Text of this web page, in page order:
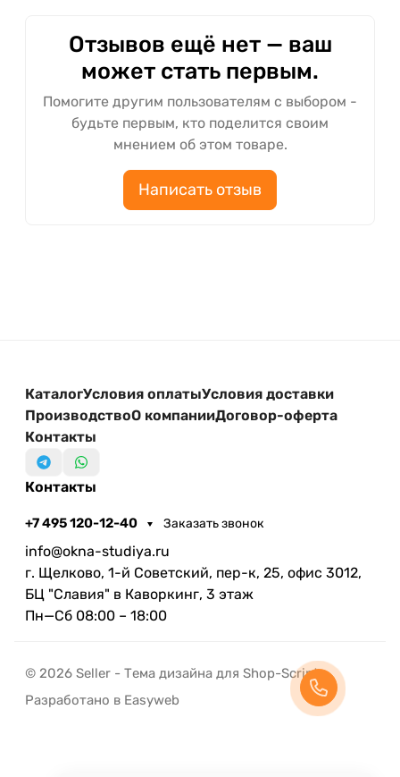
Отзывов ещё нет — ваш
может стать первым.
Помогите другим пользователям с выбором -
будьте первым, кто поделится своим
мнением об этом товаре.
Написать отзыв
КаталогУсловия оплатыУсловия доставки
ПроизводствоО компанииДоговор-оферта
Контакты
Контакты
+7 495 120-12-40 Заказать звонок
info@okna-studiya.ru
г. Щелково, 1-й Советский, пер-к, 25, офис 3012,
БЦ "Славия" в Каворкинг, 3 этаж
Пн—Сб 08:00 – 18:00
© 2026 Seller - Тема дизайна для Shop-Script
Разработано в Easyweb